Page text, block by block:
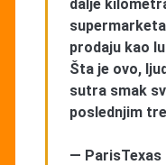
dalje
prodaju kao
Šta je ovo,
sutra smak
poslednjim
— ParisTexas